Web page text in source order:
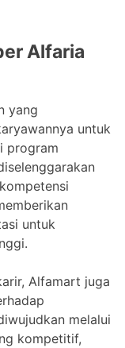
Alfaria
yang
untuk
program
untuk
Alfamart juga
melalui
kompetitif,